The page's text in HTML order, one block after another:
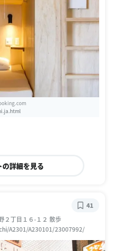
の詳細を見る
２丁目１６-１２ 散歩
A2301/A230101/23007992/
41